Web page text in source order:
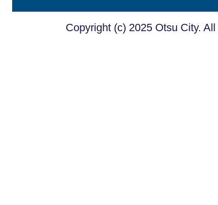
Copyright (c) 2025 Otsu City.